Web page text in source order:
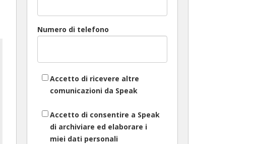
Numero di telefono
Accetto di ricevere altre
comunicazioni da Speak
Accetto di consentire a Speak
di archiviare ed elaborare i
miei dati personali